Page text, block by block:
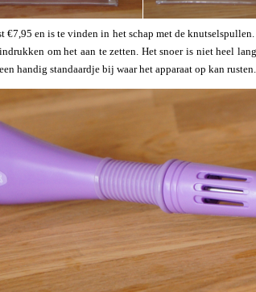
€7,95 en is te vinden in het schap met de
om het aan te zetten. Het snoer is niet heel
handig standaardje bij waar het apparaat op kan rusten.